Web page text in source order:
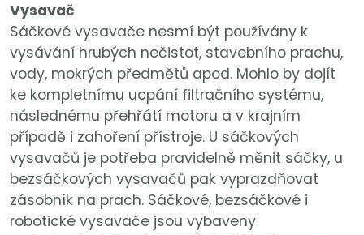
Vysavač
Sáčkové vysavače nesmí být používány k
vysávání hrubých nečistot, stavebního prachu,
vody, mokrých předmětů apod. Mohlo by dojít
ke kompletnímu ucpání filtračního systému,
následnému přehřátí motoru a v krajním
případě i zahoření přístroje. U sáčkových
vysavačů je potřeba pravidelně měnit sáčky, u
bezsáčkových vysavačů pak vyprazdňovat
zásobník na prach. Sáčkové, bezsáčkové i
robotické vysavače jsou vybaveny